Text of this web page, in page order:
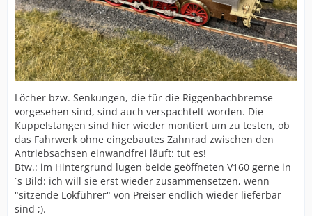
Löcher bzw. Senkungen, die für die Riggenbachbremse
vorgesehen sind, sind auch verspachtelt worden. Die
Kuppelstangen sind hier wieder montiert um zu testen, ob
das Fahrwerk ohne eingebautes Zahnrad zwischen den
Antriebsachsen einwandfrei läuft: tut es!
Btw.: im Hintergrund lugen beide geöffneten V160 gerne in
´s Bild: ich will sie erst wieder zusammensetzen, wenn
"sitzende Lokführer" von Preiser endlich wieder lieferbar
sind ;).